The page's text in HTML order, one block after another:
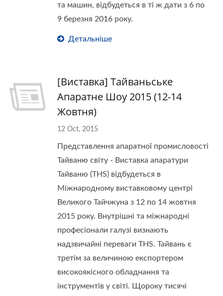
та машин, відбудеться в ті ж дати з 6 по
9 березня 2016 року.
Детальніше
[Виставка] Тайваньське
Апаратне Шоу 2015 (12-14
Жовтня)
12 Oct, 2015
Представлення апаратної промисловості
Тайваню світу - Виставка апаратури
Тайваню (THS) відбудеться в
Міжнародному виставковому центрі
Великого Тайчжуна з 12 по 14 жовтня
2015 року. Внутрішні та міжнародні
професіонали галузі визнають
надзвичайні переваги THS. Тайвань є
третім за величиною експортером
високоякісного обладнання та
інструментів у світі. Щороку тисячі